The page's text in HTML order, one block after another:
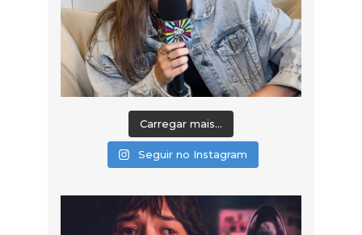
Carregar mais...
Seguir no Instagram